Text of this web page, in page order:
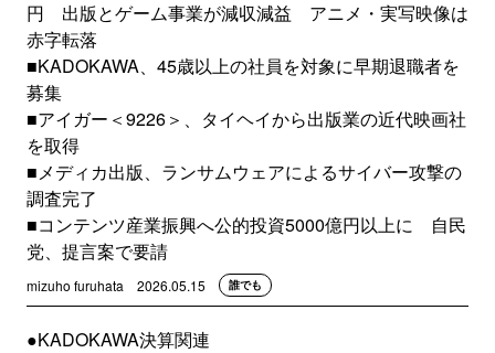
円 出版とゲーム事業が減収減益 アニメ・実写映像は
赤字転落
■KADOKAWA、45歳以上の社員を対象に早期退職者を
募集
■アイガー＜9226＞、タイヘイから出版業の近代映画社
を取得
■メディカ出版、ランサムウェアによるサイバー攻撃の
調査完了
■コンテンツ産業振興へ公的投資5000億円以上に 自民
党、提言案で要請
mizuho furuhata 2026.05.15 誰でも
●KADOKAWA決算関連